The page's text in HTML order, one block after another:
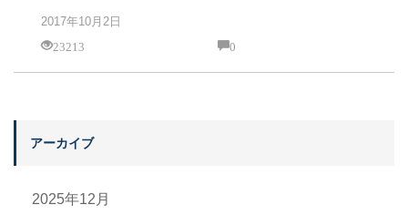
2017年10月2日
23213
0
アーカイブ
2025年12月